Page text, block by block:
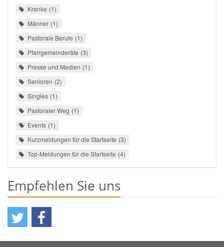
Kranke 1
Männer 1
Pastorale Berufe 1
Pfarrgemeinderäte 3
Presse und Medien 1
Senioren 2
Singles 1
Pastoraler Weg 1
Events 1
Kurzmeldungen für die Startseite 3
Top-Meldungen für die Startseite 4
Empfehlen Sie uns